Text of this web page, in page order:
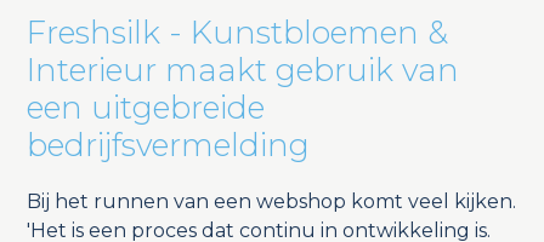
Freshsilk - Kunstbloemen &
Interieur maakt gebruik van
een uitgebreide
bedrijfsvermelding
Bij het runnen van een webshop komt veel kijken.
'Het is een proces dat continu in ontwikkeling is.